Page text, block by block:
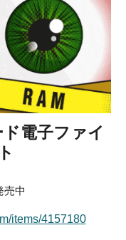
電子ファイ
中
items/4157180